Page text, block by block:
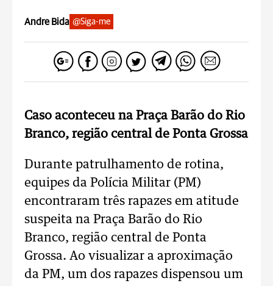
Andre Bida @Siga-me
Caso aconteceu na Praça Barão do Rio
Branco, região central de Ponta Grossa
Durante patrulhamento de rotina,
equipes da Polícia Militar (PM)
encontraram três rapazes em atitude
suspeita na Praça Barão do Rio
Branco, região central de Ponta
Grossa. Ao visualizar a aproximação
da PM, um dos rapazes dispensou um